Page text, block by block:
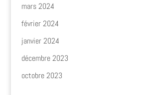
mars 2024
février 2024
janvier 2024
décembre 2023
octobre 2023